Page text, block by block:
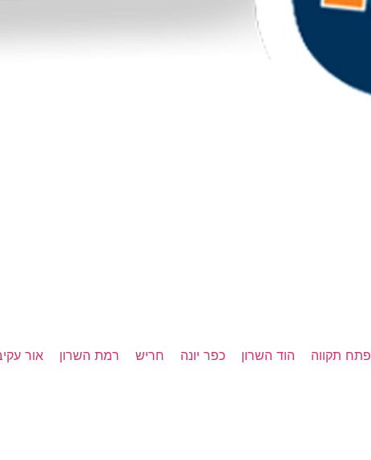
פתח תקווה הוד השרון כפר יונה חריש רמת השרון אור